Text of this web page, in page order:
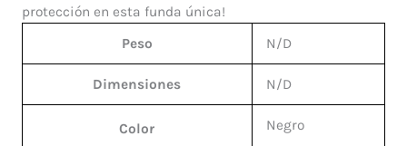
protección en esta funda única!
Peso
N/D
Dimensiones N/D
Color Negro